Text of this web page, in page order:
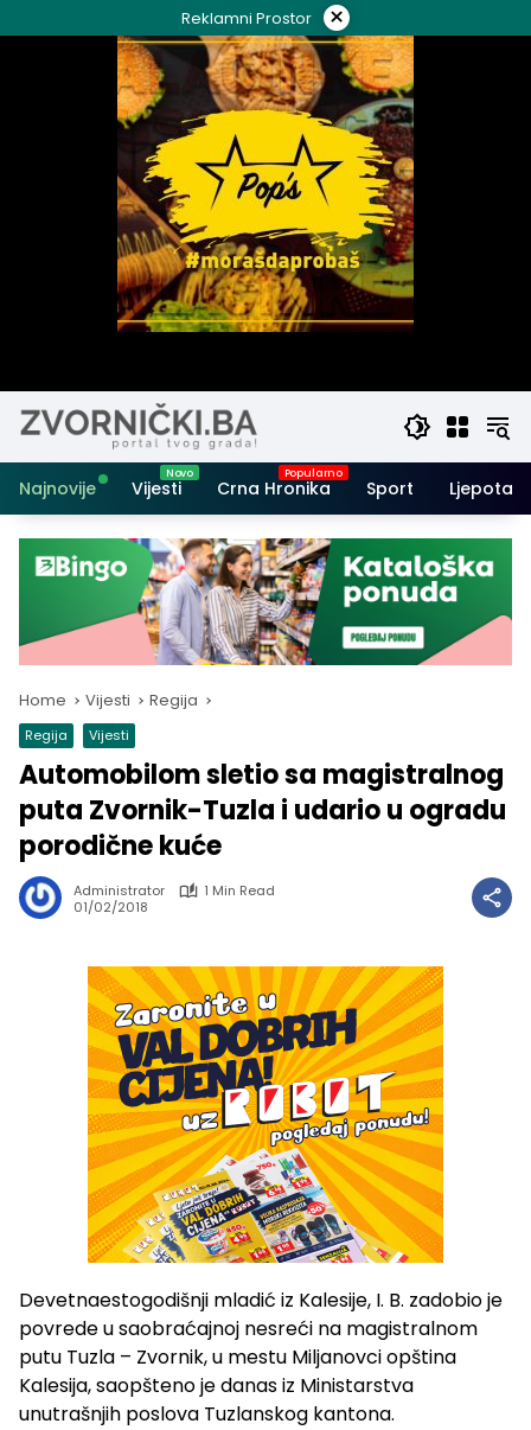
to
Reklamni Prostor ×
Najnovije Vijesti Crna Hronika Sport Ljepota i
Home Vijesti Regija
Regija Vijesti
Automobilom sletio sa magistralnog
puta Zvornik-Tuzla i udario u ogradu
porodične kuće
Administrator
1 Min Read
01/02/2018
Devetnaestogodišnji mladić iz Kalesije, I. B. zadobio je
povrede u saobraćajnoj nesreći na magistralnom
putu Tuzla – Zvornik, u mestu Miljanovci opština
Kalesija, saopšteno je danas iz Ministarstva
unutrašnjih poslova Tuzlanskog kantona.